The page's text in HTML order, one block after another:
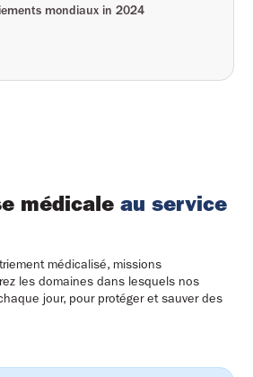
mondiaux in 2024
médicale au service
médicalisé, missions
les domaines dans lesquels nos
jour, pour protéger et sauver des